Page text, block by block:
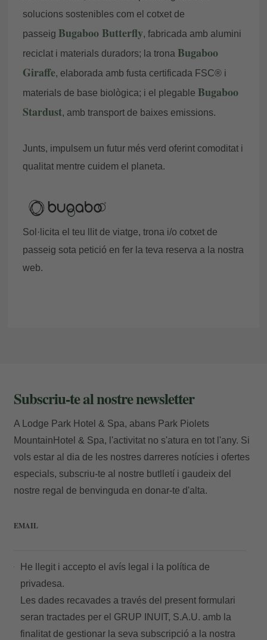
solucions sostenibles com el cotxet de
passeig Bugaboo Butterfly, fabricada amb alumini
reciclat i materials duradors; la trona Bugaboo
Giraffe, elaborada amb fusta certificada FSC® i
materials de base biològica; i el plegable Bugaboo
Stardust, amb transport de baixes emissions.
Junts, impulsem un futur més verd oferint comoditat i
qualitat mentre cuidem el planeta.
Sol·licita el teu llit de viatge, trona i/o cotxet de
passeig sota petició en fer la teva reserva a la nostra
web.
Subscriu-te al nostre newsletter
A Lodge Park Hotel & Spa, abans Park Piolets
MountainHotel & Spa, l'activitat no s'atura en tot l'any. Si
vols estar al dia de les nostres darreres notícies i ofertes
especials, subscriu-te al nostre butlletí i gaudeix del
nostre regal de benvinguda en donar-te d'alta.
EMAIL
He llegit i accepto el avís legal i la política de
privadesa.
Les dades recavades a través del present formulari
seran tractades per el GRUP INUIT, S.A.U. amb la
finalitat de gestionar la seva subscripció a la nostra